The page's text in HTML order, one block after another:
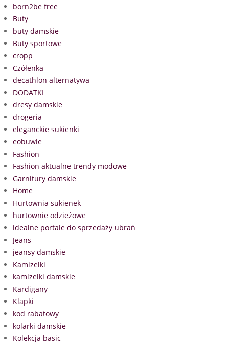
born2be free
Buty
buty damskie
Buty sportowe
cropp
Czółenka
decathlon alternatywa
DODATKI
dresy damskie
drogeria
eleganckie sukienki
eobuwie
Fashion
Fashion aktualne trendy modowe
Garnitury damskie
Home
Hurtownia sukienek
hurtownie odzieżowe
idealne portale do sprzedaży ubrań
Jeans
jeansy damskie
Kamizelki
kamizelki damskie
Kardigany
Klapki
kod rabatowy
kolarki damskie
Kolekcja basic